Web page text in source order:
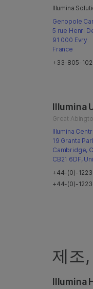
Illumina
Genopole
5 rue Henri
91 000 Evry
France
+33-805-
Illumina
Great
Illumina
19 Granta
Cambridge,
CB21 6DF,
+44-(0)-
+44-(0)-
제조
Illumina